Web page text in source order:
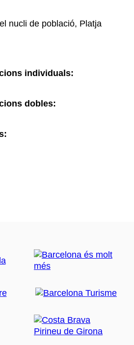
nucli de població, Platja
individuals:
dobles: